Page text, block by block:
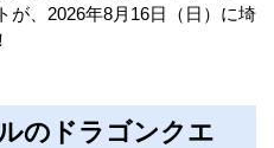
が、2026年8月16日（日）に埼
のドラゴンクエ